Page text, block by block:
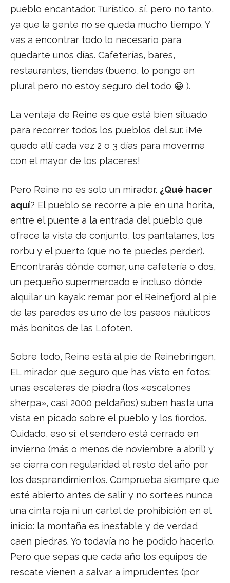
pueblo encantador. Turístico, sí, pero no tanto,
ya que la gente no se queda mucho tiempo. Y
vas a encontrar todo lo necesario para
quedarte unos días. Cafeterías, bares,
restaurantes, tiendas (bueno, lo pongo en
plural pero no estoy seguro del todo 😀 ).
La ventaja de Reine es que está bien situado
para recorrer todos los pueblos del sur. ¡Me
quedo allí cada vez 2 o 3 días para moverme
con el mayor de los placeres!
Pero Reine no es solo un mirador. ¿Qué hacer
aquí? El pueblo se recorre a pie en una horita,
entre el puente a la entrada del pueblo que
ofrece la vista de conjunto, los pantalanes, los
rorbu y el puerto (que no te puedes perder).
Encontrarás dónde comer, una cafetería o dos,
un pequeño supermercado e incluso dónde
alquilar un kayak: remar por el Reinefjord al pie
de las paredes es uno de los paseos náuticos
más bonitos de las Lofoten.
Sobre todo, Reine está al pie de Reinebringen,
EL mirador que seguro que has visto en fotos:
unas escaleras de piedra (los «escalones
sherpa», casi 2000 peldaños) suben hasta una
vista en picado sobre el pueblo y los fiordos.
Cuidado, eso sí: el sendero está cerrado en
invierno (más o menos de noviembre a abril) y
se cierra con regularidad el resto del año por
los desprendimientos. Comprueba siempre que
esté abierto antes de salir y no sortees nunca
una cinta roja ni un cartel de prohibición en el
inicio: la montaña es inestable y de verdad
caen piedras. Yo todavía no he podido hacerlo.
Pero que sepas que cada año los equipos de
rescate vienen a salvar a imprudentes (por